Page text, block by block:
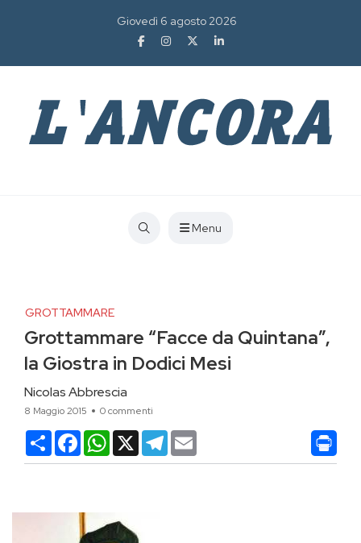
Giovedì 6 agosto 2026
Menu
GROTTAMMARE
Grottammare “Facce da Quintana”,
la Giostra in Dodici Mesi
Nicolas Abbrescia
8 Maggio 2015 0 commenti
CondividiFacebookWhatsApp
X Telegram